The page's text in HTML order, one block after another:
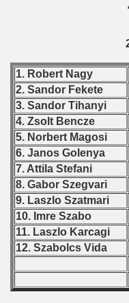
1. Robert Nagy
2. Sandor Fekete
3. Sandor Tihanyi
4. Zsolt Bencze
5. Norbert Magosi
6. Janos Golenya
7. Attila Stefani
8. Gabor Szegvari
9. Laszlo Szatmari
10. Imre Szabo
11. Laszlo Karcagi
12. Szabolcs Vida
- 1990
- 1991
- 1992
- 1993
- 1994
- 1995
- 1996
- 1998